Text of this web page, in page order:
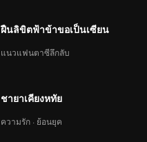
ฝืนลิขิตฟ้าข้าขอเป็นเซียน
แนวแฟนตาซีลึกลับ
ชายาเคียงหทัย
ความรัก · ย้อนยุค